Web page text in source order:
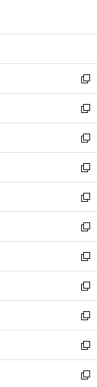
開
ン
ウ
で
開
く
ウ
ン
ド
ウ
で
開
く
新
し
い
ウ
ィ
ン
ド
ウ
で
開
く
新
し
い
ウ
ィ
ン
ド
ウ
で
開
く
新
し
い
ウ
ィ
ン
ド
ウ
で
開
く
新
し
い
ウ
ィ
ン
ド
ウ
で
開
く
新
し
い
ウ
ィ
ン
ド
ウ
で
開
く
新
し
い
ウ
ィ
ン
ド
ウ
で
開
く
新
し
い
ウ
ィ
ン
ド
ウ
で
新
し
い
ウ
ィ
ン
ド
新
し
い
ウ
ィ
新
し
い
新